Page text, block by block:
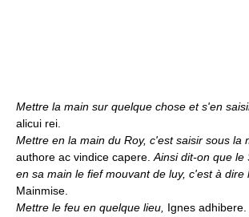
Mettre la main sur quelque chose et s'en
alicui rei.
Mettre en la main du Roy, c'est saisir sous la
authore ac vindice capere. Ainsi dit-on que le
en sa main le fief mouvant de luy, c'est à dire
Mainmise.
Mettre le feu en quelque lieu, Ignes adhibere.